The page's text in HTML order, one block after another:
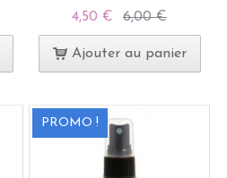
4,50 € 6,00 €
Ajouter au panier
PROMO !